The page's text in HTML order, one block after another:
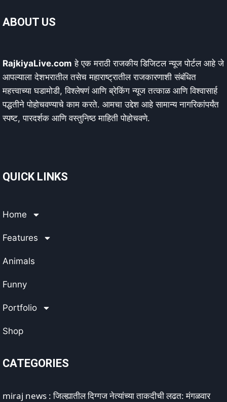
ABOUT US
RajkiyaLive.com हे एक मराठी राजकीय डिजिटल न्यूज पोर्टल आहे जे
आपल्याला देशभरातील तसेच महाराष्ट्रातील राजकारणाशी संबंधित
महत्त्वाच्या घडामोडी, विश्लेषणं आणि ब्रेकिंग न्यूज तत्काळ आणि विश्वासार्ह
पद्धतीने पोहोचवण्याचे काम करते. आमचा उद्देश आहे सामान्य नागरिकांपर्यंत
स्पष्ट, पारदर्शक आणि वस्तुनिष्ठ माहिती पोहोचवणे.
QUICK LINKS
Home
Features
Animals
Funny
Portfolio
Shop
CATEGORIES
miraj news : जिल्ह्यातील दिग्गज नेत्यांच्या ताकदीची लढत: मंगळवार